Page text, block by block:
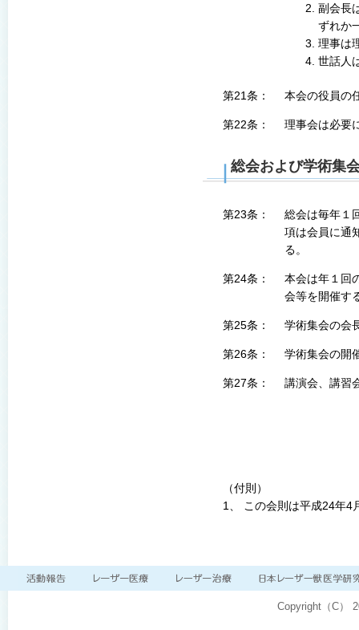
副会長
ずれか
理事は
世話人
第21条： 本会の役員の
第22条： 理事会は必要
総会および学術集
第23条：
総会は毎年１
項は会員に通
る。
第24条：
本会は年１回
会等を開催す
第25条： 学術集会の会
第26条： 学術集会の開
第27条： 講演会、講習
（付則）
1、 この会則は平成24年4
Copyright（C）